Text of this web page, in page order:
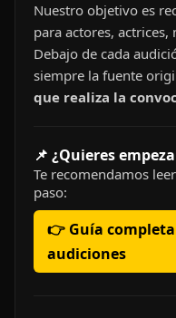
Nuestro objetivo es
para actores,
Debajo de cada
siempre la fuente
que realiza la
📌 ¿Quieres
Te recomendamos
paso:
👉 Guía
audiciones